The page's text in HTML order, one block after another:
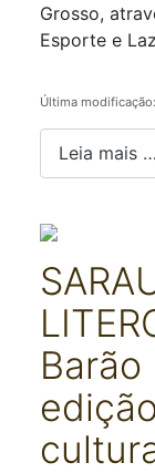
Grosso,
Esporte e
Última
Leia mais …